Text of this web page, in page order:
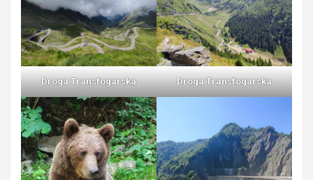
Droga Transfogarska Droga Transfogarska